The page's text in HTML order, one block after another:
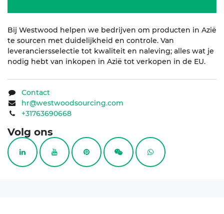
Bij Westwood helpen we bedrijven om producten in Azië
te sourcen met duidelijkheid en controle. Van
leveranciersselectie tot kwaliteit en naleving; alles wat je
nodig hebt van inkopen in Azië tot verkopen in de EU.
Contact
hr@westwoodsourcing.com
+31763690668
Volg ons